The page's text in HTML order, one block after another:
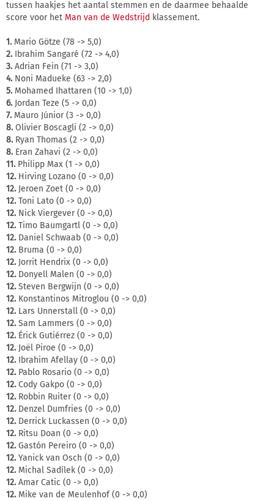
tussen haakjes het aantal stemmen en de daarmee behaalde
score voor het Man van de Wedstrijd klassement.
1.Mario Götze (78 -> 5,0)
2.Ibrahim Sangaré (72 -> 4,0)
3.Adrian Fein (71 -> 3,0)
4.Noni Madueke (63 -> 2,0)
5.Mohamed Ihattaren (10 -> 1,0)
6.Jordan Teze (5 -> 0,0)
7.Mauro Júnior (3 -> 0,0)
8.Olivier Boscagli (2 -> 0,0)
8.Ryan Thomas (2 -> 0,0)
8.Eran Zahavi (2 -> 0,0)
11.Philipp Max (1 -> 0,0)
12.Hirving Lozano (0 -> 0,0)
12.Jeroen Zoet (0 -> 0,0)
12.Toni Lato (0 -> 0,0)
12.Nick Viergever (0 -> 0,0)
12.Timo Baumgartl (0 -> 0,0)
12.Daniel Schwaab (0 -> 0,0)
12.Bruma (0 -> 0,0)
12.Jorrit Hendrix (0 -> 0,0)
12.Donyell Malen (0 -> 0,0)
12.Steven Bergwijn (0 -> 0,0)
12.Konstantinos Mitroglou (0 -> 0,0)
12.Lars Unnerstall (0 -> 0,0)
12.Sam Lammers (0 -> 0,0)
12.Érick Gutiérrez (0 -> 0,0)
12.Joël Piroe (0 -> 0,0)
12.Ibrahim Afellay (0 -> 0,0)
12.Pablo Rosario (0 -> 0,0)
12.Cody Gakpo (0 -> 0,0)
12.Robbin Ruiter (0 -> 0,0)
12.Denzel Dumfries (0 -> 0,0)
12.Derrick Luckassen (0 -> 0,0)
12.Ritsu Doan (0 -> 0,0)
12.Gastón Pereiro (0 -> 0,0)
12.Yanick van Osch (0 -> 0,0)
12.Michal Sadílek (0 -> 0,0)
12.Amar Catic (0 -> 0,0)
12.Mike van de Meulenhof (0 -> 0,0)